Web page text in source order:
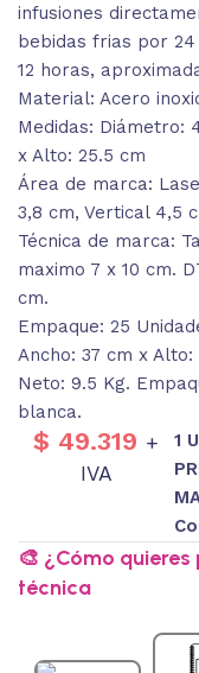
infusiones
bebidas frias por
12 horas,
Material: Acero
Medidas: Diámetro:
x Alto: 25.5 cm
Área de marca:
3,8 cm, Vertical 4,5
Técnica de marca:
maximo 7 x 10 cm.
cm.
Empaque: 25
Ancho: 37 cm x Alto:
Neto: 9.5 Kg.
blanca.
$ 49.319 +
IVA
1
🎨 ¿Cómo
técnica